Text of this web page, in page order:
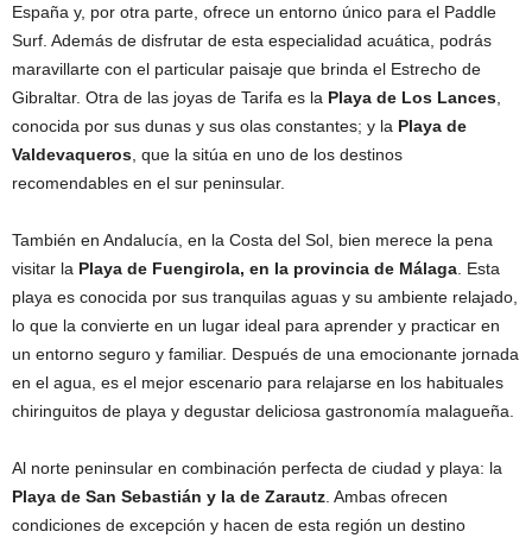
España y, por otra parte, ofrece un entorno único para el Paddle
Surf. Además de disfrutar de esta especialidad acuática, podrás
maravillarte con el particular paisaje que brinda el Estrecho de
Gibraltar. Otra de las joyas de Tarifa es la Playa de Los Lances
conocida por sus dunas y sus olas constantes; y la Playa de
Valdevaqueros , que la sitúa en uno de los destinos
recomendables en el sur peninsular.
También en Andalucía, en la Costa del Sol, bien merece la pena
visitar la Playa de Fuengirola, en la provincia de Málaga . Esta
playa es conocida por sus tranquilas aguas y su ambiente relajado,
lo que la convierte en un lugar ideal para aprender y practicar en
un entorno seguro y familiar. Después de una emocionante jornada
en el agua, es el mejor escenario para relajarse en los habituales
chiringuitos de playa y degustar deliciosa gastronomía malagueña.
Al norte peninsular en combinación perfecta de ciudad y playa: la
Playa de San Sebastián y la de Zarautz . Ambas ofrecen
condiciones de excepción y hacen de esta región un destino